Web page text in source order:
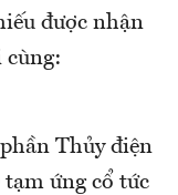
được nhận
cùng:
Thủy điện
ứng cổ tức